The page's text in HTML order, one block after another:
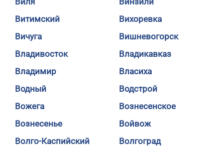
Витимский
Вихоревка
Вичуга
Вишневогорск
Владивосток
Владикавказ
Владимир
Власиха
Водный
Водстрой
Вожега
Вознесенское
Вознесенье
Войвож
Волго-Каспийский
Волгоград